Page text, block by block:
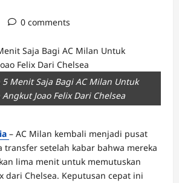
0 comments
Menit Saja Bagi AC Milan Untuk
Joao Felix Dari Chelsea
– AC Milan kembali menjadi pusat
setelah kabar bahwa mereka
lima menit untuk memutuskan
dari Chelsea. Keputusan cepat ini